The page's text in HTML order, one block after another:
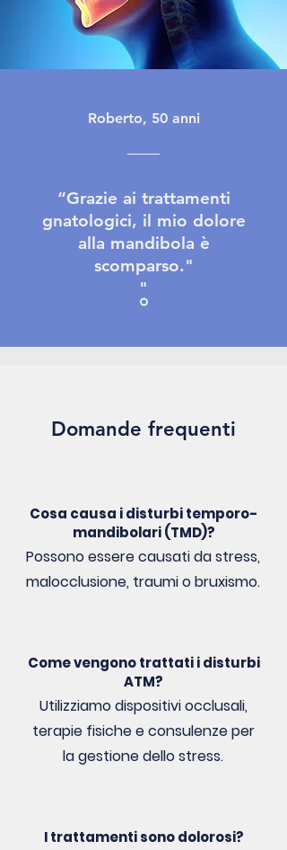
Roberto, 50 anni
“Grazie ai trattamenti
gnatologici, il mio dolore
alla mandibola è
scomparso."
"
Domande frequenti
Cosa causa i disturbi temporo-
mandibolari (TMD)?
Possono essere causati da stress,
malocclusione, traumi o bruxismo.
Come vengono trattati i disturbi
ATM?
Utilizziamo dispositivi occlusali,
terapie fisiche e consulenze per
la gestione dello stress.
I trattamenti sono dolorosi?